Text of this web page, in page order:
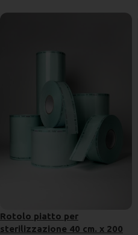
Rotolo piatto per
sterilizzazione 40 cm. x 200